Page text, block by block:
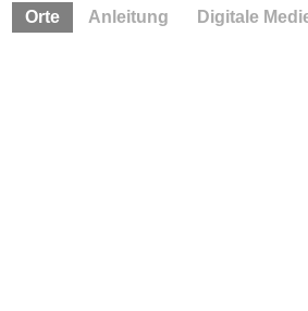
Orte Anleitung Digitale